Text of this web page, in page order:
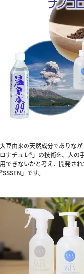
大豆由来の天然成分でありな
ロナチュレ®」の技術を、人の
用できないかと考え、開発さ
®SSSEN」です。